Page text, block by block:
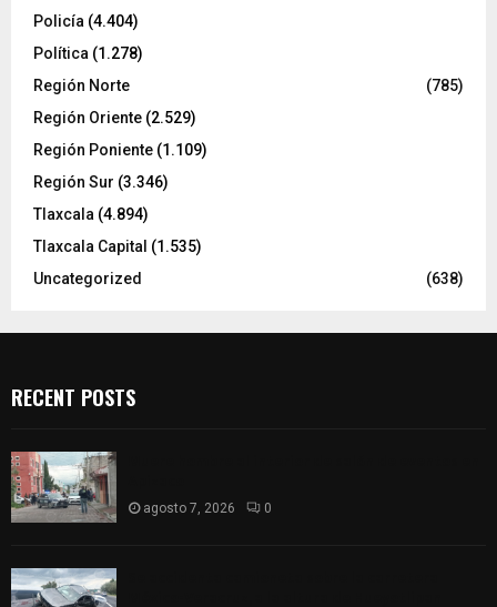
Policía (4.404)
Política (1.278)
Región Norte
(785)
Región Oriente (2.529)
Región Poniente (1.109)
Región Sur (3.346)
Tlaxcala (4.894)
Tlaxcala Capital (1.535)
Uncategorized
(638)
RECENT POSTS
agosto 7, 2026 0